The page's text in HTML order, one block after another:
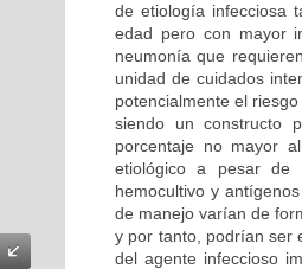
de etiología infecciosa
edad pero con mayor
neumonía que
unidad de cuidados
potencialmente el
siendo un constructo
porcentaje no mayor
etiológico a pesar de
hemocultivo y
de manejo varían de
y por tanto, podrían ser
del agente infeccioso